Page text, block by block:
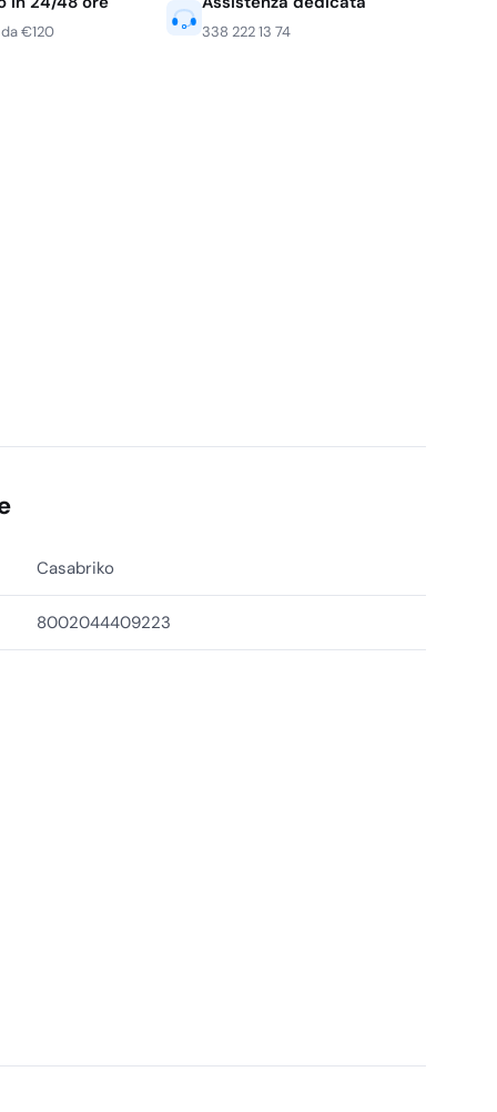
€120 338 222 13 74
Casabriko
8002044409223